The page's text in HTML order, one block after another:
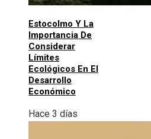
Estocolmo Y La
Importancia De
Considerar
Límites
Ecológicos En El
Desarrollo
Económico
Hace 3 días